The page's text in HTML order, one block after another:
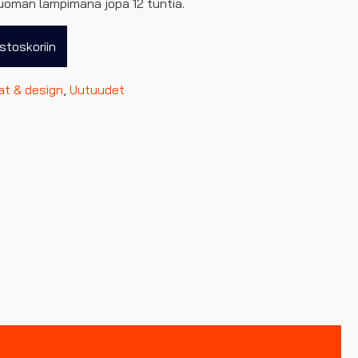
lämpimänä jopa 12 tuntia.
& design Uutuudet